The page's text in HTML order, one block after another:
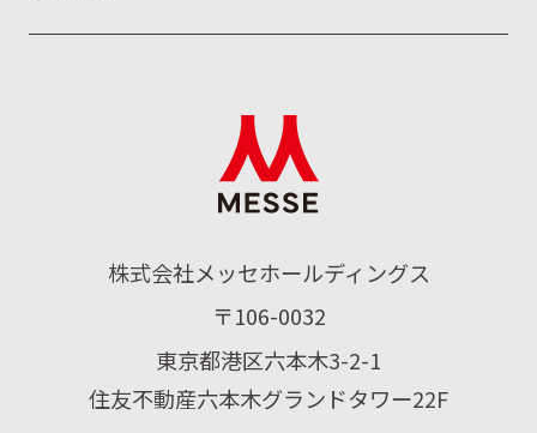
株式会社メッセホールディングス
〒106-0032
東京都港区六本木3-2-1
住友不動産六本木グランドタワー22F